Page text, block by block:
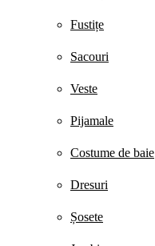
Fustițe
Sacouri
Veste
Pijamale
Costume de baie
Dresuri
Șosete